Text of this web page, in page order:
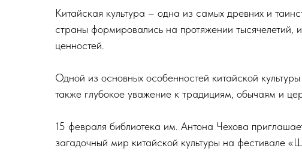
Китайская культура – одна из самых древних и
страны формировались на протяжении тысячелетий,
ценностей.
Одной из основных особенностей китайской
также глубокое уважение к традициям, обычаям и
15 февраля библиотека им. Антона Чехова
загадочный мир китайской культуры на фестивале